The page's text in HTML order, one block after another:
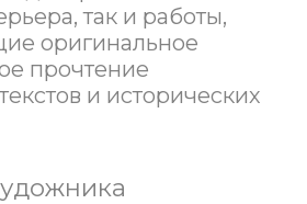
так и работы,
оригинальное
прочтение
и исторических